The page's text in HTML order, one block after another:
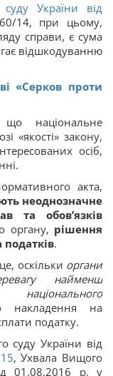
України від
14, при цьому,
справи, є сума
відшкодуванню
«Серков проти
національне
«якості» закону,
осіб,
акта,
неоднозначне
та обов’язків
органу, рішення
.
оскільки органи
найменш
на
податку.
суду України від
, Ухвала Вищого
01.08.2016 р. у